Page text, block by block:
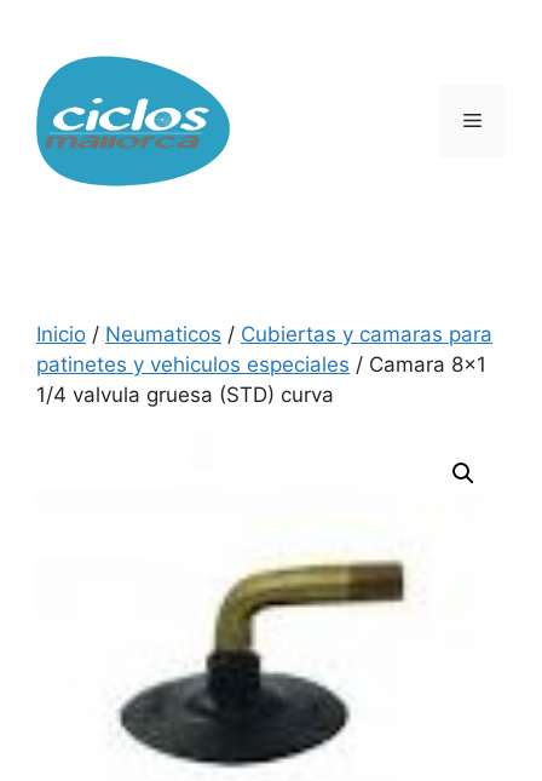
contenido
Menú
Inicio / Neumaticos / Cubiertas y camaras para
patinetes y vehiculos especiales / Camara 8×1
1/4 valvula gruesa (STD) curva